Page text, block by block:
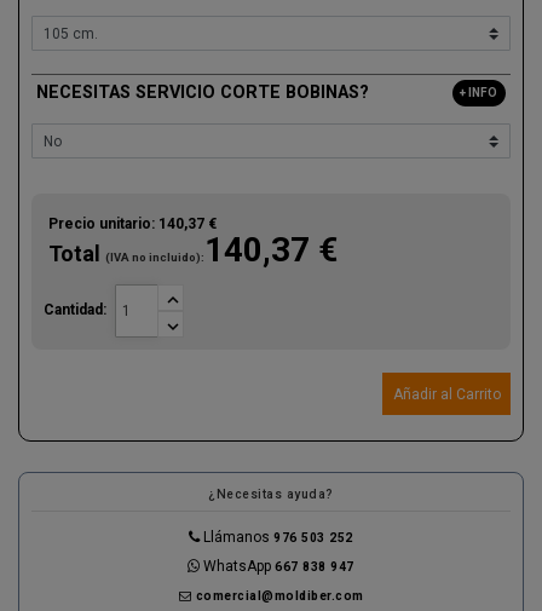
NECESITAS SERVICIO CORTE BOBINAS? + INFO
Precio unitario: 140,37 €
Total (IVA no incluido): 140,37 €
Cantidad:


Añadir al Carrito
¿Necesitas ayuda?
Llámanos976 503 252
WhatsApp667 838 947
comercial@moldiber.com